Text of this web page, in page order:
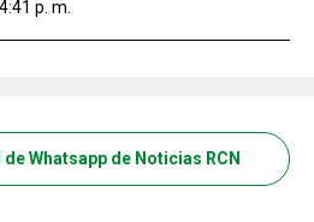
p. m.
Whatsapp de Noticias RCN